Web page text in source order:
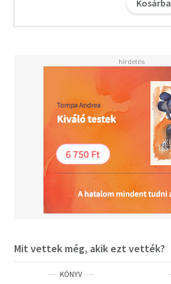
Kosárba
Mit vettek még, akik ezt vették?
KÖNYV